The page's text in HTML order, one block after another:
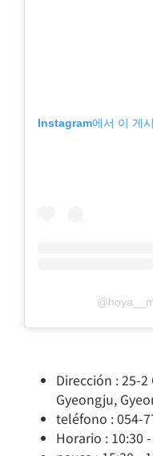
Instagram에서 이 게
Dirección : 25-
Gyeongju,
teléfono : 054-
Horario : 10:30